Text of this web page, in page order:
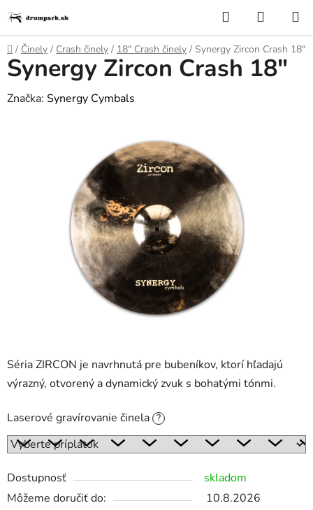
na
obsah
Hľadať
KOŠÍK
Domov
/ Činely / Crash činely / 18″ Crash činely / Synergy Zircon Crash 18"
Séria ZIRCON je navrhnutá pre bubeníkov, ktorí hľadajú
výrazný, otvorený a dynamický zvuk s bohatými tónmi.
Laserové gravírovanie činela ?
Dostupnosť
skladom
Môžeme doručiť do:
10.8.2026
Synergy Zircon Crash 18"
Značka: Synergy Cymbals